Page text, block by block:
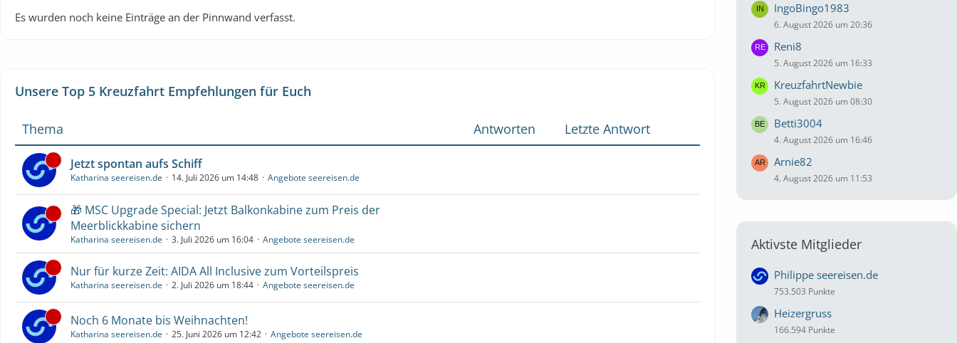
Es wurden noch keine Einträge an der Pinnwand verfasst.
Unsere Top 5 Kreuzfahrt Empfehlungen für Euch
Thema Antworten Letzte Antwort
Jetzt spontan aufs Schiff
Katharina seereisen.de 14. Juli 2026 um 14:48 Angebote seereisen.de
🎁 MSC Upgrade Special: Jetzt Balkonkabine zum Preis der
Meerblickkabine sichern
Katharina seereisen.de 3. Juli 2026 um 16:04 Angebote seereisen.de
Nur für kurze Zeit: AIDA All Inclusive zum Vorteilspreis
Katharina seereisen.de 2. Juli 2026 um 18:44 Angebote seereisen.de
Noch 6 Monate bis Weihnachten!
Katharina seereisen.de 25. Juni 2026 um 12:42 Angebote seereisen.de
IngoBingo1983
6. August 2026 um 20:36
Reni8
5. August 2026 um 16:33
KreuzfahrtNewbie
5. August 2026 um 08:30
Betti3004
4. August 2026 um 16:46
Arnie82
4. August 2026 um 11:53
Aktivste Mitglieder
Philippe seereisen.de
753.503 Punkte
Heizergruss
166.594 Punkte